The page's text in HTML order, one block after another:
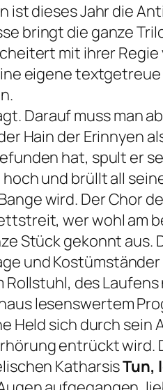
ist dieses Jahr die
bringt die ganze
mit ihrer
eigene textgetreue
Darauf muss man
Hain der Erinnyen
hat, spult er
und brüllt all
wird. Der Chor
wer wohl am
Stück gekonnt
und
Rollstuhl, des
lesenswertem
Held sich durch
entrückt wird.
Katharsis